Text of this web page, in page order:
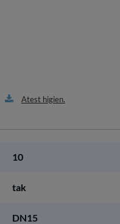
Atest higien.
10
tak
DN15